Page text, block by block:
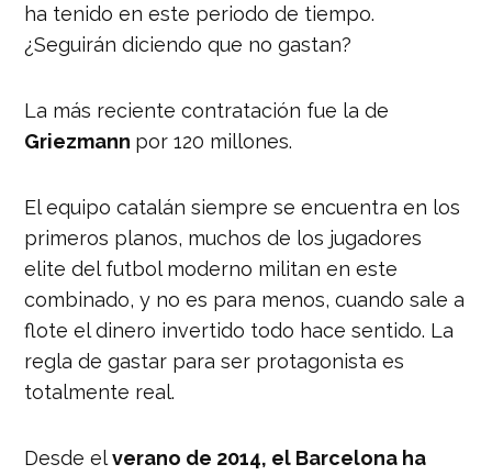
ha tenido en este periodo de tiempo.
¿Seguirán diciendo que no gastan?
La más reciente contratación fue la de
Griezmann por 120 millones.
El equipo catalán siempre se encuentra en los
primeros planos, muchos de los jugadores
elite del futbol moderno militan en este
combinado, y no es para menos, cuando sale a
flote el dinero invertido todo hace sentido. La
regla de gastar para ser protagonista es
totalmente real.
Desde elverano de 2014, el Barcelona ha